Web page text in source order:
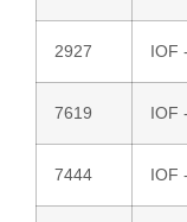
2927 IOF
7619 IOF
7444 IOF